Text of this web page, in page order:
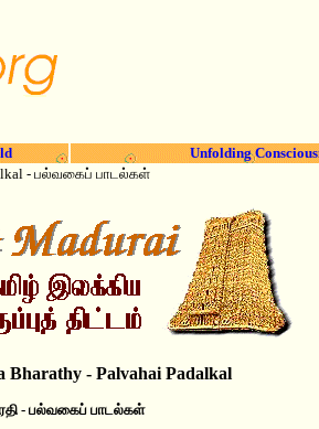
Unfolding
- பல்வகைப் பாடல்கள்
Bharathy - Palvahai Padalkal
- பல்வகைப் பாடல்கள்